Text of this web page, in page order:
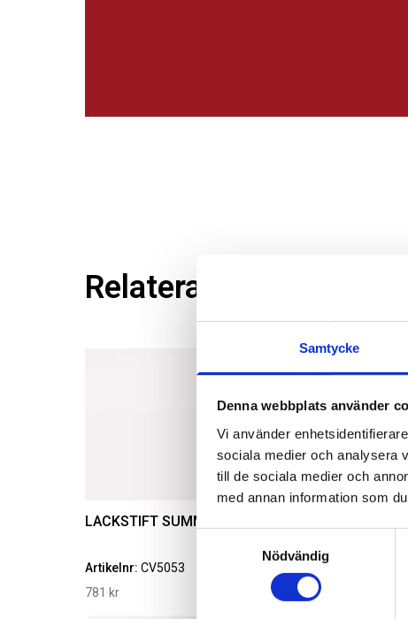
Samtycke
Denna webbplats använder
Vi använder
sociala medier och analysera
till de sociala medier och
med annan information som
Nödvändig
Relaterade produkter
LACKSTIFT SUMMIT WHITE GAZ
Artikelnr: CV5053
781 kr